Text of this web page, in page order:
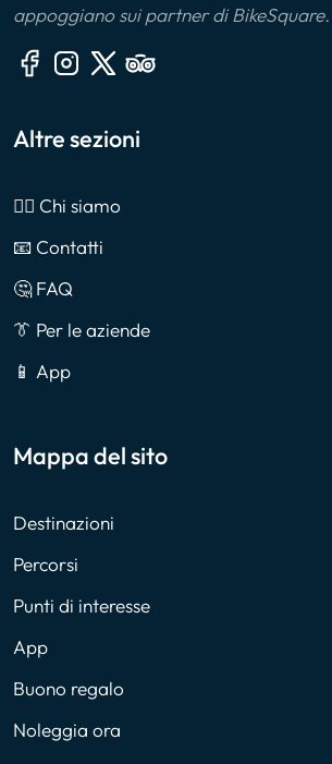
appoggiano sui partner di BikeSquare.
Altre sezioni
🙎‍♂️ Chi siamo
📧 Contatti
🤔 FAQ
👔 Per le aziende
📱 App
Mappa del sito
Destinazioni
Percorsi
Punti di interesse
App
Buono regalo
Noleggia ora